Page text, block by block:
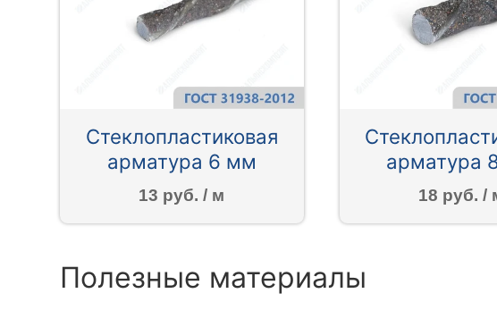
Стеклопластиковая
арматура 6 мм
13 руб. / м
арматура
18 руб. /
Полезные материалы